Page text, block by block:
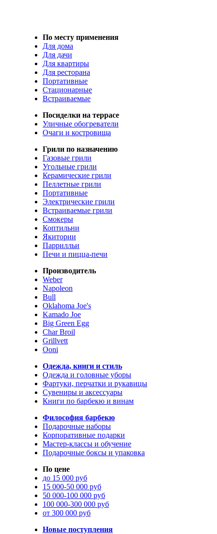
По месту применения
Для дома
Для дачи
Для квартиры
Для ресторана
Портативные
Стационарные
Встраиваемые
Посиделки на террасе
Уличные обогреватели
Очаги и костровища
Грили по назначению
Газовые грили
Угольные грили
Керамические грили
Пеллетные грили
Портативные
Электрические грили
Встраиваемые грили
Смокеры
Коптильни
Якитории
Паррилльи
Печи и пицца-печи
Производитель
Weber
Napoleon
Bull
Oklahoma Joe's
Kamado Joe
Big Green Egg
Char Broil
Grillvett
Ooni
Одежда, книги и стиль
Одежда и головные уборы
Фартуки, перчатки и рукавицы
Сувениры и аксессуары
Книги по барбекю и винам
Философия барбекю
Подарочные наборы
Корпоративные подарки
Мастер-классы и обучение
Подарочные боксы и упаковка
По цене
до 15 000 руб
15 000-50 000 руб
50 000-100 000 руб
100 000-300 000 руб
от 300 000 руб
Новые поступления